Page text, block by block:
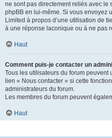
ne sont pas directement reliés avec le
phpBB en lui-même. Si vous envoyez
Limited à propos d’une utilisation de
à une réponse laconique ou à ne pas
Haut
Comment puis-je contacter un
Tous les utilisateurs du forum
lien « Nous contacter » si cette
administrateurs du forum.
Les membres du forum peuvent
Haut